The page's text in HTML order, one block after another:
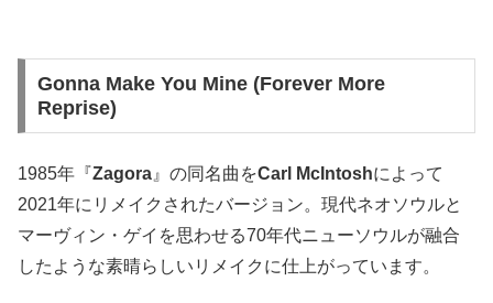
Gonna Make You Mine (Forever More
Reprise)
1985年『Zagora 』の同名曲をCarl McIntoshによって
2021年にリメイクされたバージョン。現代ネオソウルと
マーヴィン・ゲイを思わせる70年代ニューソウルが融合
したような素晴らしいリメイクに仕上がっています。